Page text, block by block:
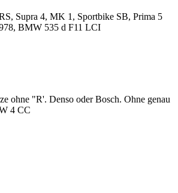
Supra 4, MK 1, Sportbike SB, Prima 5
BMW 535 d F11 LCI
ohne "R'. Denso oder Bosch. Ohne genau
4 CC